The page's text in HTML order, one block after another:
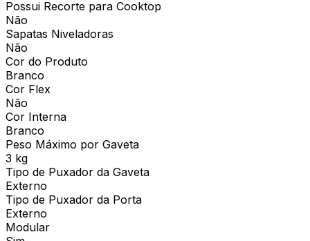
Possui Recorte para Cooktop
Não
Sapatas Niveladoras
Não
Cor do Produto
Branco
Cor Flex
Não
Cor Interna
Branco
Peso Máximo por Gaveta
3 kg
Tipo de Puxador da Gaveta
Externo
Tipo de Puxador da Porta
Externo
Modular